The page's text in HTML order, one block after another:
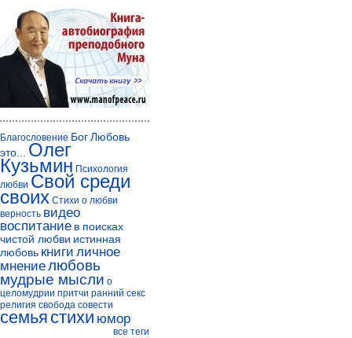
Благословение БогЛюбовь
это...
Олег
Кузьмин Психология
любви Свой среди
своих Стихи о любви
верность видео
воспитание в поисках
чистой любви истинная
любовь книги личное
мнениелюбовь
мудрые мысли о
целомудрии притчи ранний секс
религия свобода совести
семья стихи юмор
все теги